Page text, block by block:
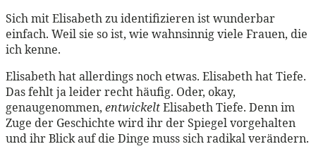
Sich mit Elisabeth zu identifizieren ist wunderbar
einfach. Weil sie so ist, wie wahnsinnig viele Frauen, die
ich kenne.
Elisabeth hat allerdings noch etwas. Elisabeth hat Tiefe.
Das fehlt ja leider recht häufig. Oder, okay,
genaugenommen, entwickeltElisabeth Tiefe. Denn im
Zuge der Geschichte wird ihr der Spiegel vorgehalten
und ihr Blick auf die Dinge muss sich radikal verändern.